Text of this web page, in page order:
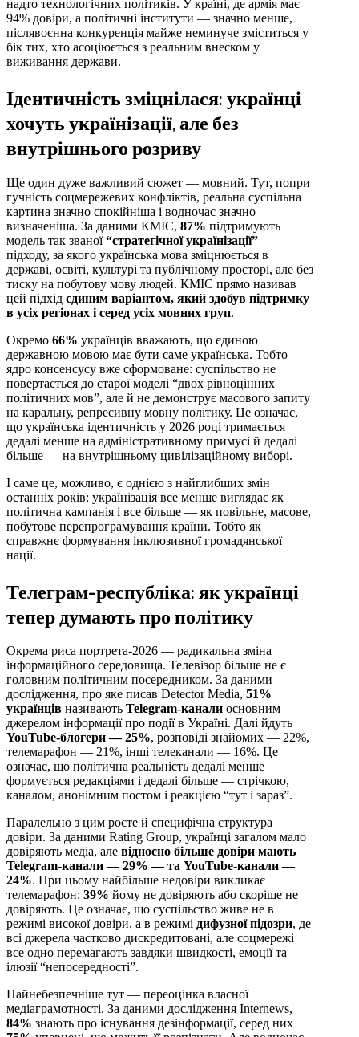
надто технологічних політиків. У країні, де армія має
94% довіри, а політичні інститути — значно менше,
післявоєнна конкуренція майже неминуче зміститься у
бік тих, хто асоціюється з реальним внеском у
виживання держави.
Ідентичність зміцнілася: українці
хочуть українізації, але без
внутрішнього розриву
Ще один дуже важливий сюжет — мовний. Тут, попри
гучність соцмережевих конфліктів, реальна суспільна
картина значно спокійніша і водночас значно
визначеніша. За даними КМІС, 87% підтримують
модель так званої“стратегічної українізації” —
підходу, за якого українська мова зміцнюється в
державі, освіті, культурі та публічному просторі, але без
тиску на побутову мову людей. КМІС прямо називав
цей підхід єдиним варіантом, який здобув підтримку
в усіх регіонах і серед усіх мовних груп.
Окремо 66% українців вважають, що єдиною
державною мовою має бути саме українська. Тобто
ядро консенсусу вже сформоване: суспільство не
повертається до старої моделі “двох рівноцінних
політичних мов”, але й не демонструє масового запиту
на каральну, репресивну мовну політику. Це означає,
що українська ідентичність у 2026 році тримається
дедалі менше на адміністративному примусі й дедалі
більше — на внутрішньому цивілізаційному виборі.
І саме це, можливо, є однією з найглибших змін
останніх років: українізація все менше виглядає як
політична кампанія і все більше — як повільне, масове,
побутове перепрограмування країни. Тобто як
справжнє формування інклюзивної громадянської
нації.
Телеграм-республіка: як українці
тепер думають про політику
Окрема риса портрета-2026 — радикальна зміна
інформаційного середовища. Телевізор більше не є
головним політичним посередником. За даними
дослідження, про яке писав Detector Media, 51%
українців називають Telegram-канали основним
джерелом інформації про події в Україні. Далі йдуть
YouTube-блогери — 25%, розповіді знайомих — 22%,
телемарафон — 21%, інші телеканали — 16%. Це
означає, що політична реальність дедалі менше
формується редакціями і дедалі більше — стрічкою,
каналом, анонімним постом і реакцією “тут і зараз”.
Паралельно з цим росте й специфічна структура
довіри. За даними Rating Group, українці загалом мало
довіряють медіа, але відносно більше довіри мають
Telegram-канали — 29% — та YouTube-канали —
24%. При цьому найбільше недовіри викликає
телемарафон: 39% йому не довіряють або скоріше не
довіряють. Це означає, що суспільство живе не в
режимі високої довіри, а в режимі дифузної підозри, де
всі джерела частково дискредитовані, але соцмережі
все одно перемагають завдяки швидкості, емоції та
ілюзії “непосередності”.
Найнебезпечніше тут — переоцінка власної
медіаграмотності. За даними дослідження Internews,
84% знають про існування дезінформації, серед них